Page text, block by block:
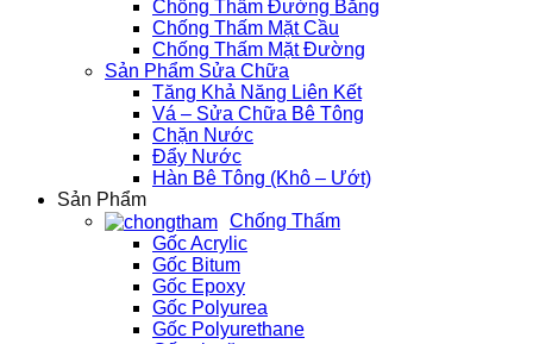
Chống Thấm Đường Băng
Chống Thấm Mặt Cầu
Chống Thấm Mặt Đường
Sản Phẩm Sửa Chữa
Tăng Khả Năng Liên Kết
Vá – Sửa Chữa Bê Tông
Chặn Nước
Đẩy Nước
Hàn Bê Tông (Khô – Ướt)
Sản Phẩm
Chống Thấm
Gốc Acrylic
Gốc Bitum
Gốc Epoxy
Gốc Polyurea
Gốc Polyurethane